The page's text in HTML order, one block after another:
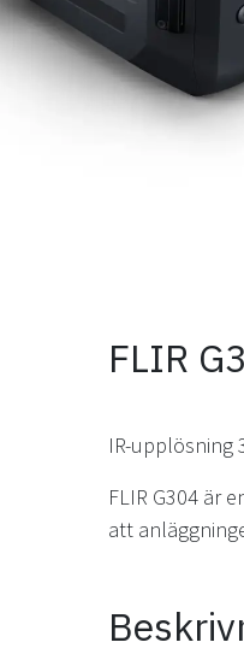
FLIR
IR-upplösning
FLIR G304 är
att